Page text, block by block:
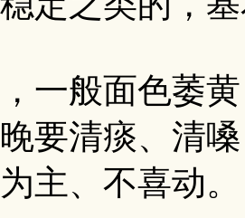
一般面色萎
要清痰、清
主、不喜动。